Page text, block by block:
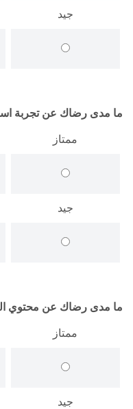
جيد
ما مدى رضاك عن تجربة
ممتاز
جيد
ما مدى رضاك عن محتوي
ممتاز
جيد